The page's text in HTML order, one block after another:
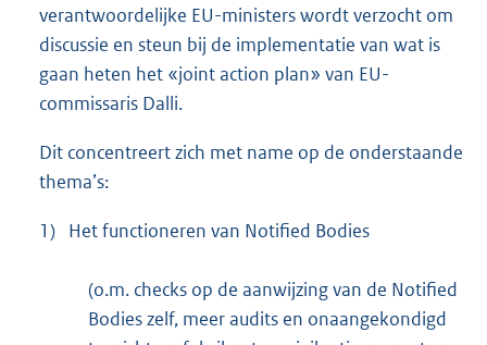
verantwoordelijke EU-ministers wordt verzocht om
discussie en steun bij de implementatie van wat is
gaan heten het «joint action plan» van EU-
commissaris Dalli.
Dit concentreert zich met name op de onderstaande
thema’s:
1) Het functioneren van Notified Bodies
(o.m. checks op de aanwijzing van de Notified
Bodies zelf, meer audits en onaangekondigd